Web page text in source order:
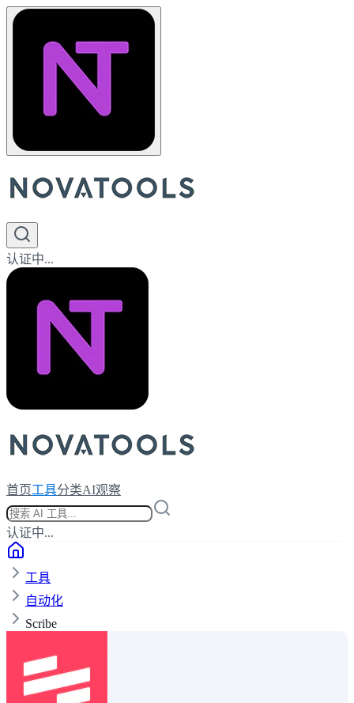
认证中...
首页工具分类AI观察
认证中...
工具
自动化
Scribe